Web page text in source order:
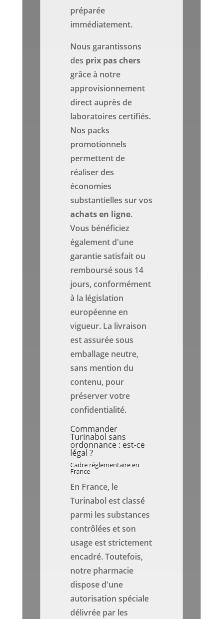
préparée
immédiatement.
Nous garantissons
des prix pas chers
grâce à notre
approvisionnement
direct auprès de
laboratoires certifiés.
Nos packs
promotionnels
permettent de
réaliser des
économies
substantielles sur vos
achats en ligne.
Vous bénéficiez
également d'une
garantie satisfait ou
remboursé sous 14
jours, conformément
à la législation
européenne en
vigueur. La livraison
est assurée sous
emballage neutre,
sans mention du
contenu, pour
préserver votre
confidentialité.
Commander
Turinabol sans
ordonnance : est-ce
légal ?
Cadre réglementaire en
France
En France, le
Turinabol est classé
parmi les substances
contrôlées et son
usage est strictement
encadré. Toutefois,
notre pharmacie
dispose d'une
autorisation spéciale
délivrée par les